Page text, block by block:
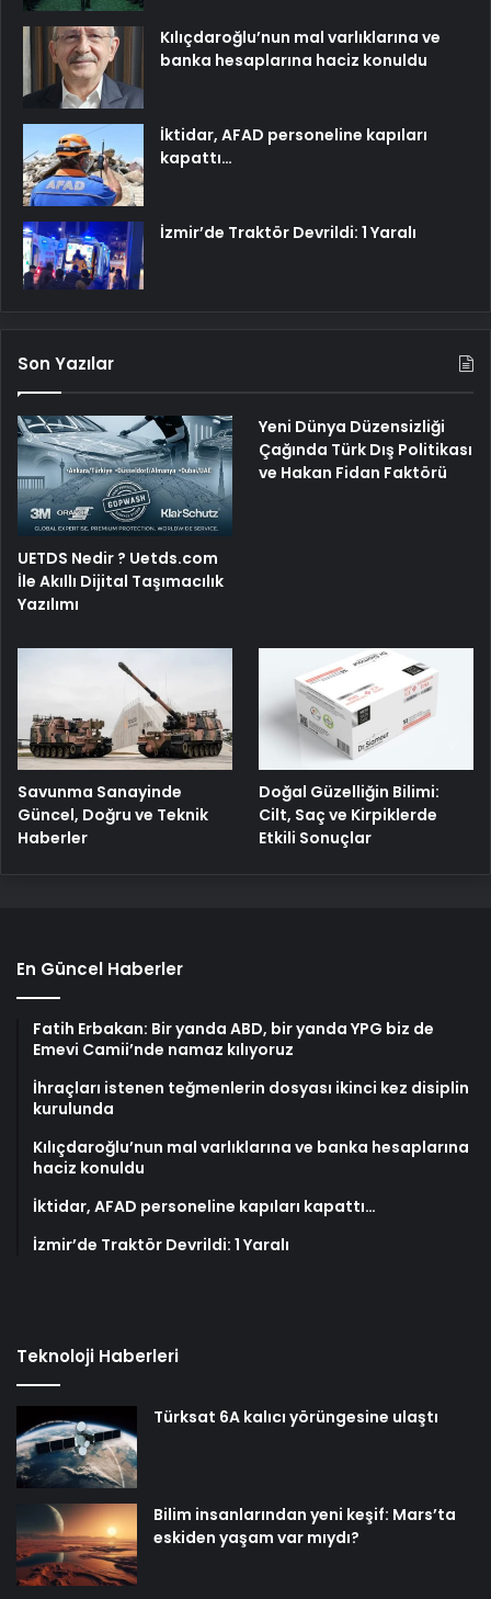
Kılıçdaroğlu’nun mal varlıklarına ve
banka hesaplarına haciz konuldu
İktidar, AFAD personeline kapıları
kapattı…
İzmir’de Traktör Devrildi: 1 Yaralı
Son Yazılar
UETDS Nedir ? Uetds.com
İle Akıllı Dijital Taşımacılık
Yazılımı
Yeni Dünya Düzensizliği
Çağında Türk Dış Politikası
ve Hakan Fidan Faktörü
Savunma Sanayinde
Güncel, Doğru ve Teknik
Haberler
Doğal Güzelliğin Bilimi:
Cilt, Saç ve Kirpiklerde
Etkili Sonuçlar
En Güncel Haberler
Fatih Erbakan: Bir yanda ABD, bir yanda YPG biz de
Emevi Camii’nde namaz kılıyoruz
İhraçları istenen teğmenlerin dosyası ikinci kez disiplin
kurulunda
Kılıçdaroğlu’nun mal varlıklarına ve banka hesaplarına
haciz konuldu
İktidar, AFAD personeline kapıları kapattı…
İzmir’de Traktör Devrildi: 1 Yaralı
Teknoloji Haberleri
Türksat 6A kalıcı yörüngesine ulaştı
Bilim insanlarından yeni keşif: Mars’ta
eskiden yaşam var mıydı?